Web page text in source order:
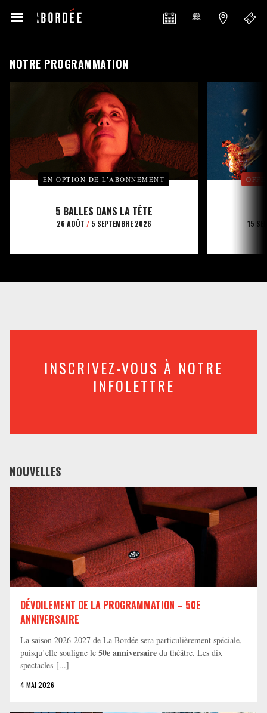
NOTRE PROGRAMMATION
EN OPTION DE L’ABONNEMENT
5 BALLES DANS LA TÊTE
26 AOÛT /5 SEPTEMBRE 2026 15
INSCRIVEZ-VOUS À NOTRE
INFOLETTRE
NOUVELLES
DÉVOILEMENT DE LA PROGRAMMATION – 50E
ANNIVERSAIRE
La saison 2026-2027 de La Bordée sera particulièrement spéciale,
puisqu’elle souligne le 50e anniversaire du théâtre. Les dix
spectacles [...]
4 MAI 2026